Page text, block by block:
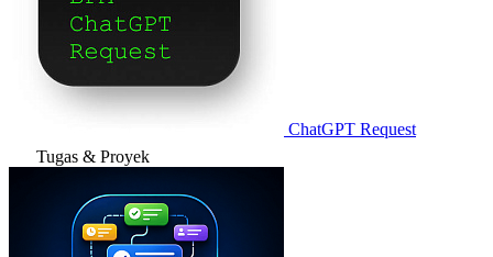
ChatGPT Request
Tugas & Proyek